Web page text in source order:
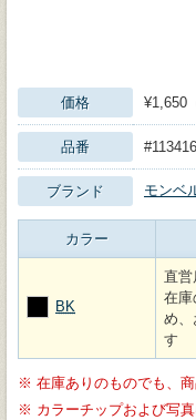
価格 ¥1,650
品番
ブランド モンベ
カラー
BK
直営
在庫
め、
す
※ 在庫ありのものでも、
※ カラーチップおよび写